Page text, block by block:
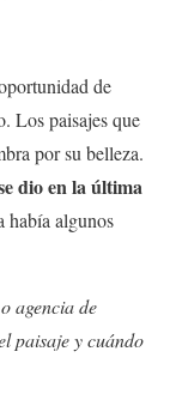
de
Los paisajes que
por su belleza.
dio en la última
había algunos
agencia de
paisaje y cuándo